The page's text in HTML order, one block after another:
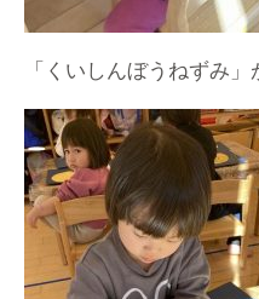
「くいしんぼうねずみ」